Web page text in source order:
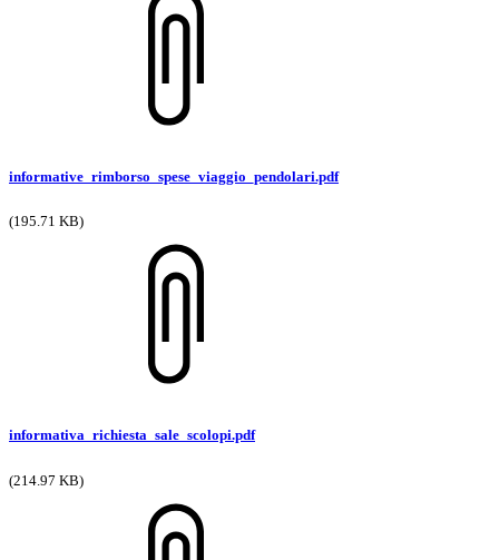
informative_rimborso_spese_viaggio_pendolari.pdf
(195.71 KB)
informativa_richiesta_sale_scolopi.pdf
(214.97 KB)